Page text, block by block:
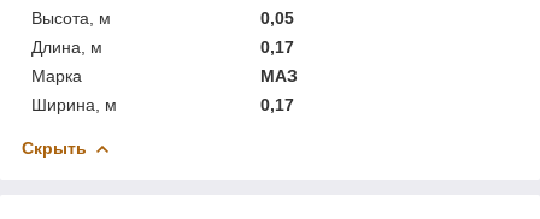
Высота, м
0,05
Длина, м
0,17
Марка
МАЗ
Ширина, м
0,17
Скрыть